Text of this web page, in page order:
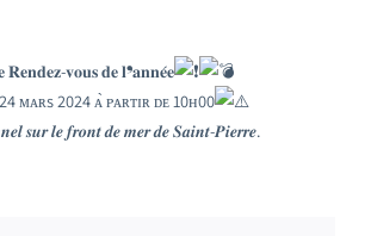
𝐑𝐞𝐧𝐝𝐞𝐳-𝐯𝐨𝐮𝐬 𝐝𝐞 𝐥❜𝐚𝐧𝐧𝐞́𝐞
ᴍᴀʀs 2024 ᴀ̀ ᴘᴀʀᴛɪʀ ᴅᴇ 10ʜ00​
𝒔𝒖𝒓 𝒍𝒆 𝒇𝒓𝒐𝒏𝒕 𝒅𝒆 𝒎𝒆𝒓 𝒅𝒆 𝑺𝒂𝒊𝒏𝒕-𝑷𝒊𝒆𝒓𝒓𝒆.